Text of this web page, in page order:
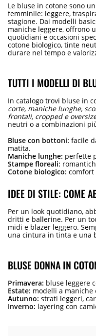
Le bluse in cotone sono
femminile: leggere,
stagione. Dai modelli
maniche leggere, offrono
quotidiani e occasioni
cotone biologico, tinte
durare nel tempo e
TUTTI I MODELLI DI
In catalogo trovi bluse in
corte, maniche lunghe,
frontali, cropped e
neutri o a combinazioni
Bluse con bottoni: facile
matita.
Maniche lunghe: perfette
Stampe floreali:
Cotone biologico: comfort
IDEE DI STILE: COME
Per un look quotidiano,
dritti e ballerine. Per un
midi e blazer leggero.
una cintura in tinta e una
BLUSE DONNA IN
Primavera: bluse leggere
Estate: modelli a maniche
Autunno: strati leggeri,
Inverno: layering con